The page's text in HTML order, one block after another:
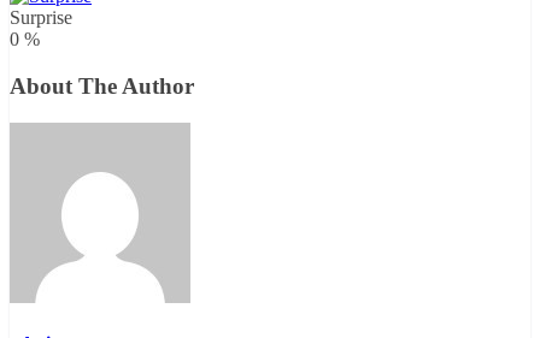
Surprise
0 %
About The Author